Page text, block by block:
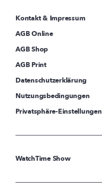
Kontakt & Impressum
AGB Online
AGB Shop
AGB Print
Datenschutzerklärung
Nutzungsbedingungen
Privatsphäre-Einstellungen
WatchTime Show